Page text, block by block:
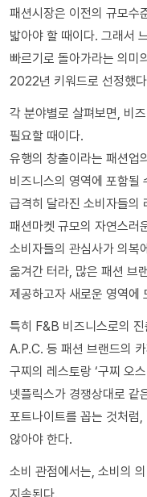
패션시장은 이전의 규모수
밟아야 할 때이다. 그래서
빠르기로 돌아가라는 의미
2022년 키워드로 선정했
각 분야별로 살펴보면, 비
필요할 때이다.
유행의 창출이라는 패션업
비즈니스의 영역에 포함될
급격히 달라진 소비자들의
패션마켓 규모의 자연스러
소비자들의 관심사가 의복
옮겨간 터라, 많은 패션 브
제공하고자 새로운 영역에
특히 F&B 비즈니스로의
A.P.C. 등 패션 브랜드의
구찌의 레스토랑 ‘구찌 오
넷플릭스가 경쟁상대로 같
포트나이트를 꼽는 것처럼
않아야 한다.
소비 관점에서는, 소비의